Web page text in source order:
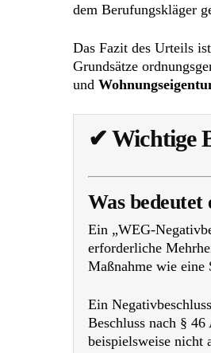
dem Berufungskläger
Das Fazit des Urteils
Grundsätze
und
✔ Wichtige
Was bedeutet
Ein „WEG-
erforderliche
Maßnahme wie eine
Ein
Beschluss nach §
beispielsweise nicht